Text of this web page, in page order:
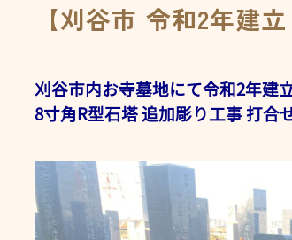
【刈谷市 令和2年建
刈谷市内お寺墓地にて令和2年建
8寸角R型石塔 追加彫り工事 打合